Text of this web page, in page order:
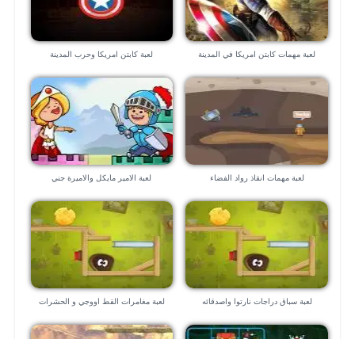
لعبة مهمات كابتن امريكا في المدينة لعبة كابتن امريكا وحرب المدينة
لعبة مهمات انقاذ رواد الفضاء لعبة الامير مايكل والاميرة جني
لعبة سباق دراجات نارتوا واصدقائه لعبة مغامرات القط اووجي و الحشرات